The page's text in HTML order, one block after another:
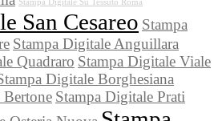
Stampa Digitale Su Tessuto Roma
San Cesareo Stampa
Stampa Digitale Anguillara
Quadraro Stampa Digitale Viale
Digitale Borghesiana
Bertone Stampa Digitale Prati